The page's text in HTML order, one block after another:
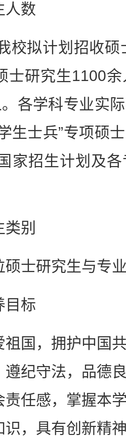
数
拟计划招收硕
士研究生1100
各学科专业实
生士兵”专项硕
家招生计划及
别
研究生与专业
标
，拥护中国共
遵纪守法，品德
责任感，掌握本
识，具有创新精